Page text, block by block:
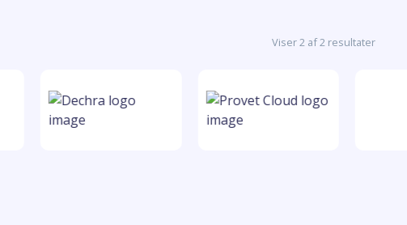
Viser 2 af 2 resultater